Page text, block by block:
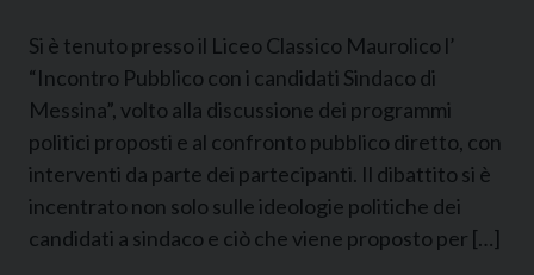
Si è tenuto presso il Liceo Classico Maurolico l’
“Incontro Pubblico con i candidati Sindaco di
Messina”, volto alla discussione dei programmi
politici proposti e al confronto pubblico diretto, con
interventi da parte dei partecipanti. Il dibattito si è
incentrato non solo sulle ideologie politiche dei
candidati a sindaco e ciò che viene proposto per […]